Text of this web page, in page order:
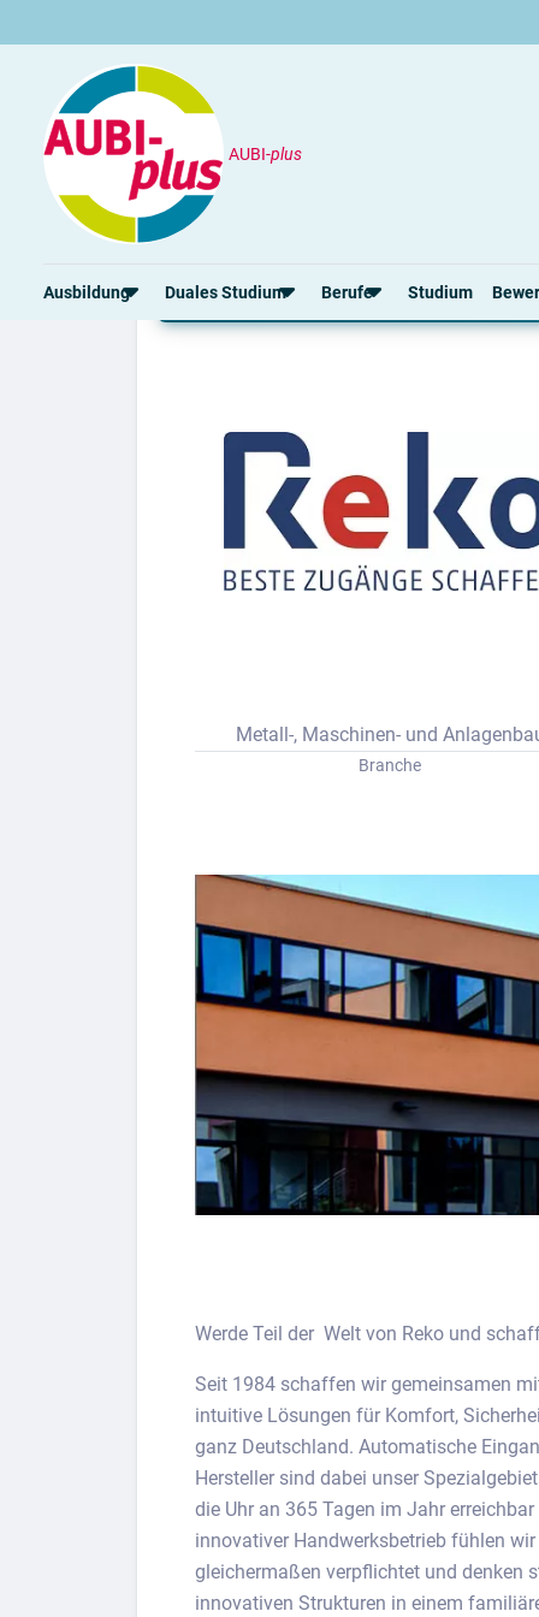
AUBI-plus
Ausbildung Duales Studium
Duale Studiengänge von A-Z
Alle Orte von A-Z
Berufe
Alle Berufe
Schülerpraktikum
Studium
Unternehmen
Metall-, Maschinen- und
Branche
Werde Teil der Welt von Reko und
Seit 1984 schaffen wir gemeinsamen
intuitive Lösungen für Komfort,
ganz Deutschland. Automatische
Hersteller sind dabei unser
die Uhr an 365 Tagen im Jahr
innovativer Handwerksbetrieb fühlen
gleichermaßen verpflichtet und denken
innovativen Strukturen in einem